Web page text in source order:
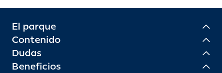
El parque
Contenido
Dudas
Beneficios